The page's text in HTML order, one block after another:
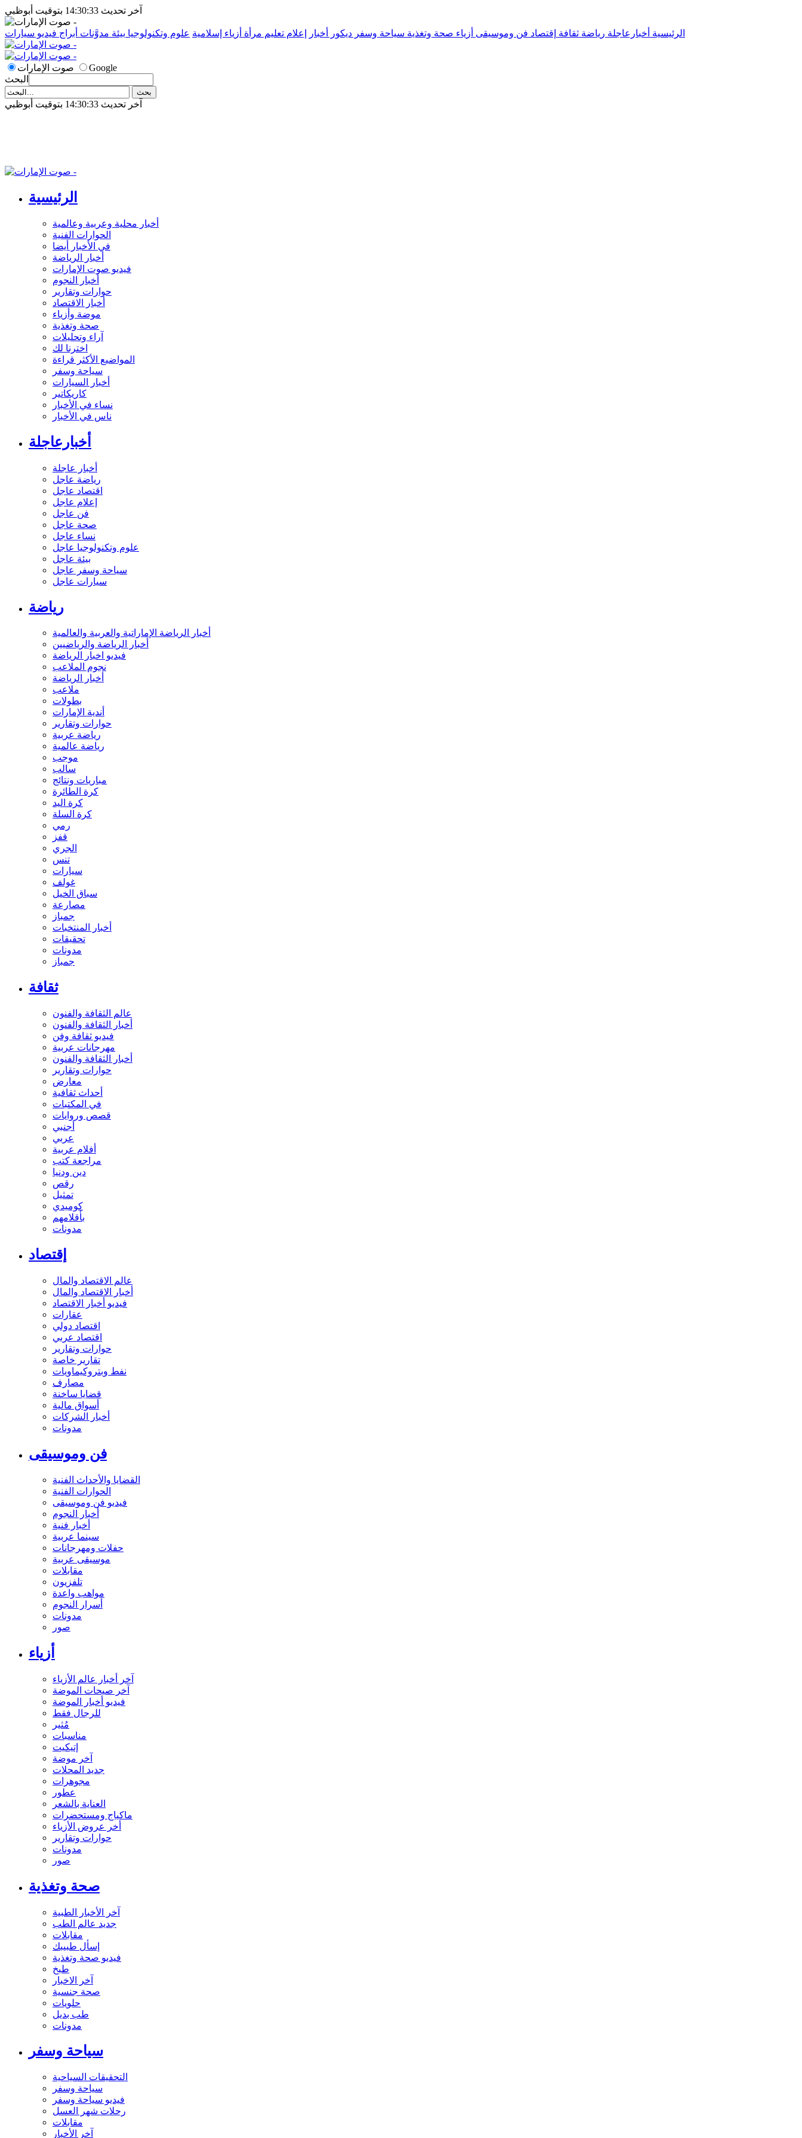
آخر تحديث 14:30:33 بتوقيت أبوظبي
الرئيسية أخبارعاجلة رياضة ثقافة إقتصاد فن وموسيقى أزياء صحة وتغذية سياحة وسفر ديكور أخبار إعلام تعليم مرأة أزياء إسلامية علوم وتكنولوجيا بيئة مدوَّنات أبراج فيديو سيارات
صوت الإمارات
Google
البحث
آخر تحديث 14:30:33 بتوقيت أبوظبي
الرئيسية
أخبار محلية وعربية وعالمية
الحوارات الفنية
في الأخبار أيضا
أخبار الرياضة
فيديو صوت الإمارات
أخبار النجوم
حوارات وتقارير
أخبار الاقتصاد
موضة وأزياء
صحة وتغذية
آراء وتحليلات
اخترنا لك
المواضيع الأكثر قراءة
سياحة وسفر
أخبار السيارات
كاريكاتير
نساء في الأخبار
ناس في الأخبار
أخبارعاجلة
أخبار عاجلة
رياضة عاجل
اقتصاد عاجل
إعلام عاجل
فن عاجل
صحة عاجل
نساء عاجل
علوم وتكنولوجيا عاجل
بيئة عاجل
سياحة وسفر عاجل
سيارات عاجل
رياضة
أخبار الرياضة الإماراتية والعربية والعالمية
أخبار الرياضة والرياضيين
فيديو اخبار الرياضة
نجوم الملاعب
أخبار الرياضة
ملاعب
بطولات
أندية الإمارات
حوارات وتقارير
رياضة عربية
رياضة عالمية
موجب
سالب
مباريات ونتائج
كرة الطائرة
كرة اليد
كرة السلة
رمي
قفز
الجري
تنس
سيارات
غولف
سباق الخيل
مصارعة
جمباز
أخبار المنتخبات
تحقيقات
مدونات
جمباز
ثقافة
عالم الثقافة والفنون
أخبار الثقافة والفنون
فيديو ثقافة وفن
مهرجانات عربية
أخبار الثقافة والفنون
حوارات وتقارير
معارض
أحداث ثقافية
في المكتبات
قصص وروايات
أجنبي
عربي
أفلام عربية
مراجعة كتب
دين ودنيا
رقص
تمثيل
كوميدي
بأقلامهم
مدونات
إقتصاد
عالم الاقتصاد والمال
أخبار الاقتصاد والمال
فيديو أخبار الاقتصاد
عقارات
اقتصاد دولي
اقتصاد عربي
حوارات وتقارير
تقارير خاصة
نفط وبتروكيماويات
مصارف
قضايا ساخنة
أسواق مالية
أخبار الشركات
مدونات
فن وموسيقى
القضايا والأحداث الفنية
الحوارات الفنية
فيديو فن وموسيقى
أخبار النجوم
أخبار فنية
سينما عربية
حفلات ومهرجانات
موسيقى عربية
مقابلات
تلفزيون
مواهب واعدة
أسرار النجوم
مدونات
صور
أزياء
آخر أخبار عالم الأزياء
آخر صيحات الموضة
فيديو أخبار الموضة
للرجال فقط
مُثير
مناسبات
إتيكيت
آخر موضة
جديد المحلات
مجوهرات
عطور
العناية بالشعر
ماكياج ومستحضرات
أخر عروض الأزياء
حوارات وتقارير
مدونات
صور
صحة وتغذية
آخر الأخبار الطبية
جديد عالم الطب
مقابلات
إسأل طبيبك
فيديو صحة وتغذية
طبخ
آخر الاخبار
صحة جنسية
حلويات
طب بديل
مدونات
سياحة وسفر
التحقيقات السياحية
سياحة وسفر
فيديو سياحة وسفر
رحلات شهر العسل
مقابلات
آخر الأخبار